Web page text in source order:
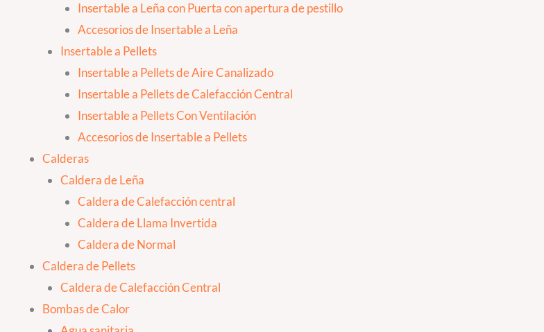
Insertable a Leña con Puerta con apertura de pestillo
Accesorios de Insertable a Leña
Insertable a Pellets
Insertable a Pellets de Aire Canalizado
Insertable a Pellets de Calefacción Central
Insertable a Pellets Con Ventilación
Accesorios de Insertable a Pellets
Calderas
Caldera de Leña
Caldera de Calefacción central
Caldera de Llama Invertida
Caldera de Normal
Caldera de Pellets
Caldera de Calefacción Central
Bombas de Calor